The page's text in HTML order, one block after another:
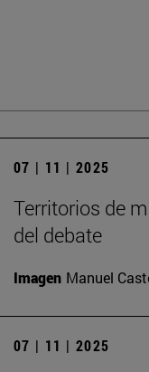
07 | 11 | 2025
Territorios de
del debate
Imagen Manuel
07 | 11 | 2025